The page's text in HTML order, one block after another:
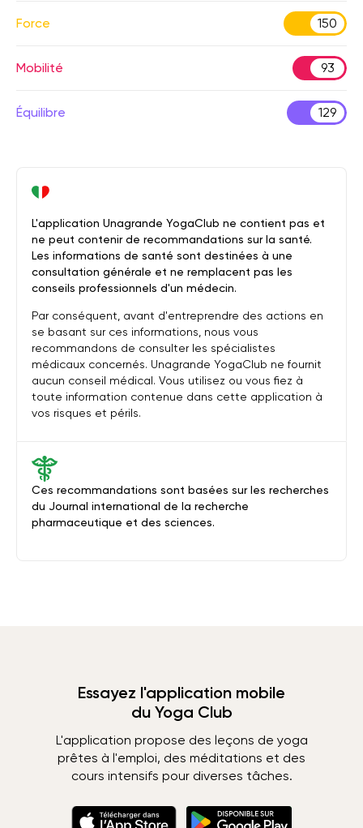
Force 150
Mobilité 93
Équilibre 129
Ces recommandations sont basées sur les recherches
du Journal international de la recherche
pharmaceutique et des sciences.
L'application Unagrande YogaClub ne contient pas et
ne peut contenir de recommandations sur la santé.
Les informations de santé sont destinées à une
consultation générale et ne remplacent pas les
conseils professionnels d'un médecin.
Par conséquent, avant d'entreprendre des actions en
se basant sur ces informations, nous vous
recommandons de consulter les spécialistes
médicaux concernés. Unagrande YogaClub ne fournit
aucun conseil médical. Vous utilisez ou vous fiez à
toute information contenue dans cette application à
vos risques et périls.
Essayez l'application mobile
du Yoga Club
L'application propose des leçons de yoga
prêtes à l'emploi, des méditations et des
cours intensifs pour diverses tâches.